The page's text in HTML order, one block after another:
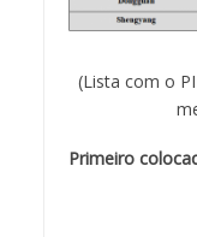
(Lista com o
Primeiro